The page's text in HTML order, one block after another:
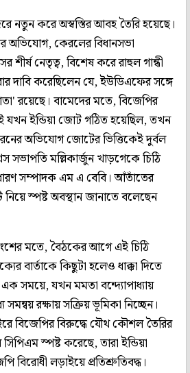
নতুন করে অস্বস্তির আবহ তৈরি হয়েছে।
অভিযোগ, কেরলের বিধানসভা
শীর্ষ নেতৃত্ব, বিশেষ করে রাহুল গান্ধী
দাবি করেছিলেন যে, ইউডিএফের সঙ্গে
রয়েছে। বামেদের মতে, বিজেপির
যখন ইন্ডিয়া জোট গঠিত হয়েছিল, তখন
অভিযোগ জোটের ভিত্তিকেই দুর্বল
সভাপতি মল্লিকার্জুন খাড়গেকে চিঠি
সম্পাদক এম এ বেবি। আঁতাঁতের
স্পষ্ট অবস্থান জানাতে বলেছেন
মতে, বৈঠকের আগে এই চিঠি
বার্তাকে কিছুটা হলেও ধাক্কা দিতে
সময়ে, যখন মমতা বন্দ্যোপাধ্যায়
সমন্বয় রক্ষায় সক্রিয় ভূমিকা নিচ্ছেন।
বিজেপির বিরুদ্ধে যৌথ কৌশল তৈরির
স্পষ্ট করেছে, তারা ইন্ডিয়া
বিরোধী লড়াইয়ে প্রতিশ্রুতিবদ্ধ।